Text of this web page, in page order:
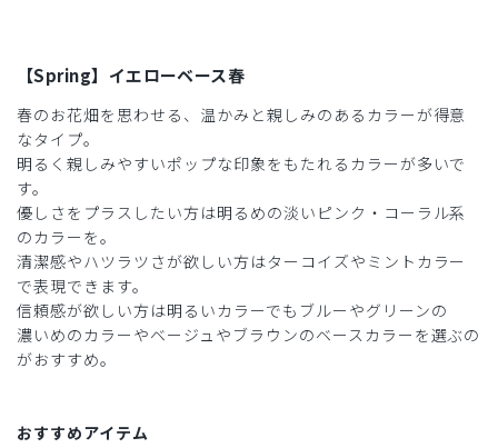
【Spring】イエローベース春
春のお花畑を思わせる、温かみと親しみのあるカラーが得意
なタイプ。
明るく親しみやすいポップな印象をもたれるカラーが多いで
す。
優しさをプラスしたい方は明るめの淡いピンク・コーラル系
のカラーを。
清潔感やハツラツさが欲しい方はターコイズやミントカラー
で表現できます。
信頼感が欲しい方は明るいカラーでもブルーやグリーンの
濃いめのカラーやベージュやブラウンのベースカラーを選ぶの
がおすすめ。
おすすめアイテム